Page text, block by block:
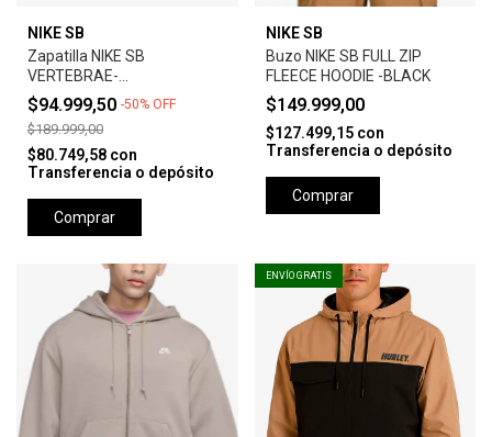
NIKE SB
Zapatilla NIKE SB
VERTEBRAE-
ADOBE/EARTH/NOBLE
RED/MELON TINT
$94.999,50 -50% OFF
$189.999,00
$80.749,58 con
Transferencia o depósito
Comprar
NIKE SB
Buzo NIKE SB FULL ZIP
FLEECE HOODIE -BLACK
$149.999,00
$127.499,15 con
Transferencia o depósito
Comprar
ENVÍO GRATIS